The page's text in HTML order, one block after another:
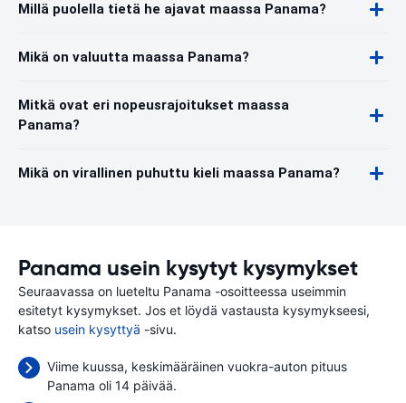
Millä puolella tietä he ajavat maassa Panama?
Mikä on valuutta maassa Panama?
Mitkä ovat eri nopeusrajoitukset maassa
Panama?
Mikä on virallinen puhuttu kieli maassa Panama?
Panama usein kysytyt kysymykset
Seuraavassa on lueteltu Panama -osoitteessa useimmin
esitetyt kysymykset. Jos et löydä vastausta kysymykseesi,
katso usein kysyttyä -sivu.
Viime kuussa, keskimääräinen vuokra-auton pituus
Panama oli 14 päivää.